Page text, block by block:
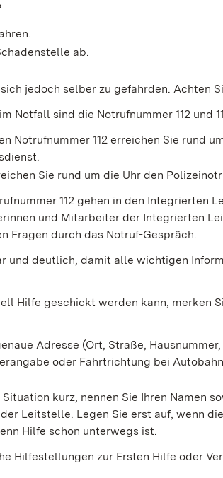
ab.
jedoch selber zu gefährden. Achten
Notfall sind die Notrufnummer 112 und
Notrufnummer 112 erreichen Sie rund
Sie rund um die Uhr den
112 gehen in den Integrierten
und Mitarbeiter der Integrierten
Fragen durch das Notruf-Gespräch.
und deutlich, damit alle wichtigen
Hilfe geschickt werden kann, merken
Adresse (Ort, Straße,
oder Fahrtrichtung bei
kurz, nennen Sie Ihren Namen
Leitstelle. Legen Sie erst auf, wenn
Hilfe schon unterwegs ist.
Hilfestellungen zur Ersten Hilfe oder